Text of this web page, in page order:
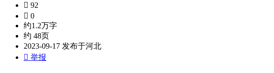
 92
 0
约1.2万字
约 48页
2023-09-17 发布于河北
 举报